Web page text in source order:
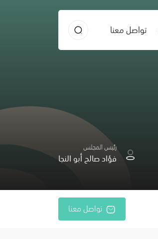
تواصل معنا
رئيس المجلس
فؤاد صالح أبو النجا
تواصل معنا